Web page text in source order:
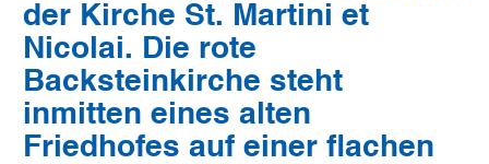
der Kirche St. Martini et
Nicolai. Die rote
Backsteinkirche steht
inmitten eines alten
Friedhofes auf einer flachen